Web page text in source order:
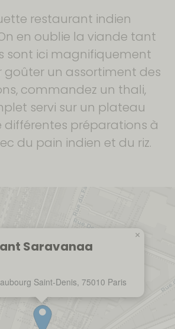
restaurant indien
en oublie la viande tant
sont ici magnifiquement
goûter un assortiment des
commandez un thali,
servi sur un plateau
différentes préparations à
du pain indien et du riz.
Saravanaa
Saint-Denis, 75010 Paris
×